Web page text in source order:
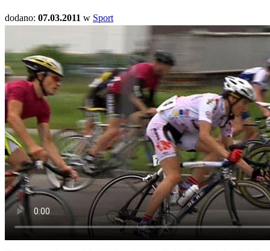
dodano: 07.03.2011 w Sport